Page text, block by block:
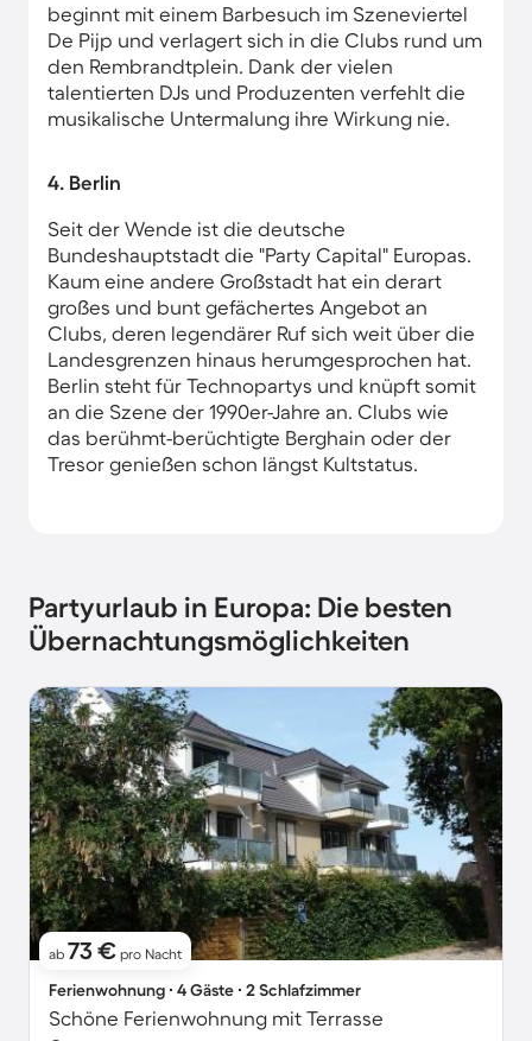
beginnt mit einem Barbesuch im Szeneviertel
De Pijp und verlagert sich in die Clubs rund um
den Rembrandtplein. Dank der vielen
talentierten DJs und Produzenten verfehlt die
musikalische Untermalung ihre Wirkung nie.
4. Berlin
Seit der Wende ist die deutsche
Bundeshauptstadt die "Party Capital" Europas.
Kaum eine andere Großstadt hat ein derart
großes und bunt gefächertes Angebot an
Clubs, deren legendärer Ruf sich weit über die
Landesgrenzen hinaus herumgesprochen hat.
Berlin steht für Technopartys und knüpft somit
an die Szene der 1990er-Jahre an. Clubs wie
das berühmt-berüchtigte Berghain oder der
Tresor genießen schon längst Kultstatus.
Partyurlaub in Europa: Die besten
Übernachtungsmöglichkeiten
ab 73 € pro Nacht
Ferienwohnung ∙ 4 Gäste ∙ 2 Schlafzimmer
Schöne Ferienwohnung mit Terrasse